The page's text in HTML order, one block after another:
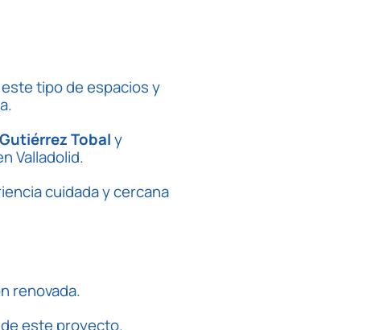
tipo de espacios y
Tobaly
Valladolid.
cuidada y cercana
renovada.
este proyecto.